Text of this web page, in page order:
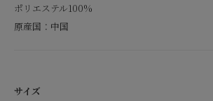
ポリエステル100%
原産国：中国
サイズ